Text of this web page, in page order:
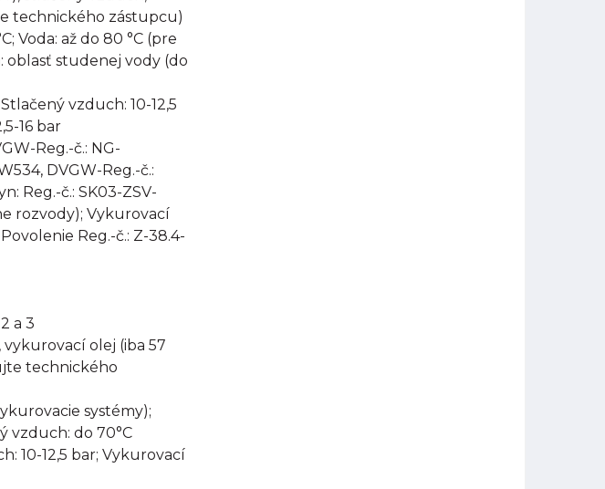
technického zástupcu)
Voda: až do 80 °C (pre
oblasť studenej vody (do
Stlačený vzduch: 10-12,5
16 bar
Reg.-č.: NG-
DVGW-Reg.-č.:
Reg.-č.: SK03-ZSV-
rozvody); Vykurovací
Reg.-č.: Z-38.4-
a 3
vykurovací olej (iba 57
technického
systémy);
vzduch: do 70°C
10-12,5 bar; Vykurovací